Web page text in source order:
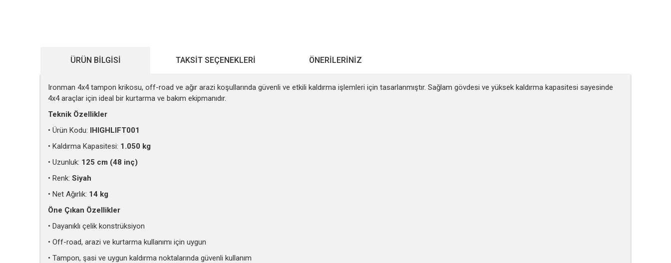
ÜRÜN BILGISI TAKSIT SEÇENEKLERI ÖNERILERINIZ
Ironman 4x4 tampon krikosu, off-road ve ağır arazi koşullarında güvenli ve etkili kaldırma işlemleri için tasarlanmıştır. Sağlam gövdesi ve yüksek kaldırma kapasitesi sayesinde
4x4 araçlar için ideal bir kurtarma ve bakım ekipmanıdır.
Teknik Özellikler
• Ürün Kodu: IHIGHLIFT001
• Kaldırma Kapasitesi: 1.050 kg
• Uzunluk: 125 cm (48 inç)
• Renk: Siyah
• Net Ağırlık: 14 kg
Öne Çıkan Özellikler
• Dayanıklı çelik konstrüksiyon
• Off-road, arazi ve kurtarma kullanımı için uygun
• Tampon, şasi ve uygun kaldırma noktalarında güvenli kullanım